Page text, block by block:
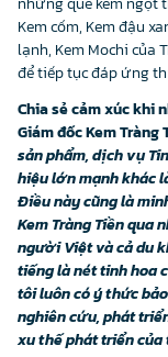
Kem cốm, Kem đậu
lạnh, Kem Mochi của
để tiếp tục đáp ứng
Chia sẻ cảm xúc khi
Giám đốc Kem Tràng
sản phẩm, dịch vụ
hiệu lớn mạnh khác
Điều này cũng là
Kem Tràng Tiền qua
người Việt và cả du
tiếng là nét tinh hoa
tôi luôn có ý thức
nghiên cứu, phát
xu thế phát triển của